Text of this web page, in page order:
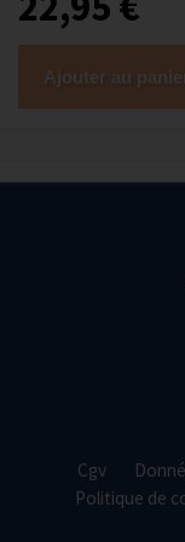
Ajouter au
Cgv
Politique de